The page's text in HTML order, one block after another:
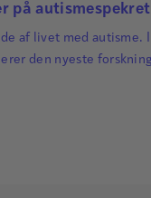
på autismespekret
af livet med autisme.
den nyeste